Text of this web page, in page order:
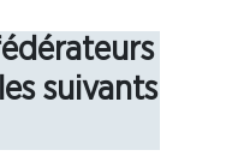
suivants